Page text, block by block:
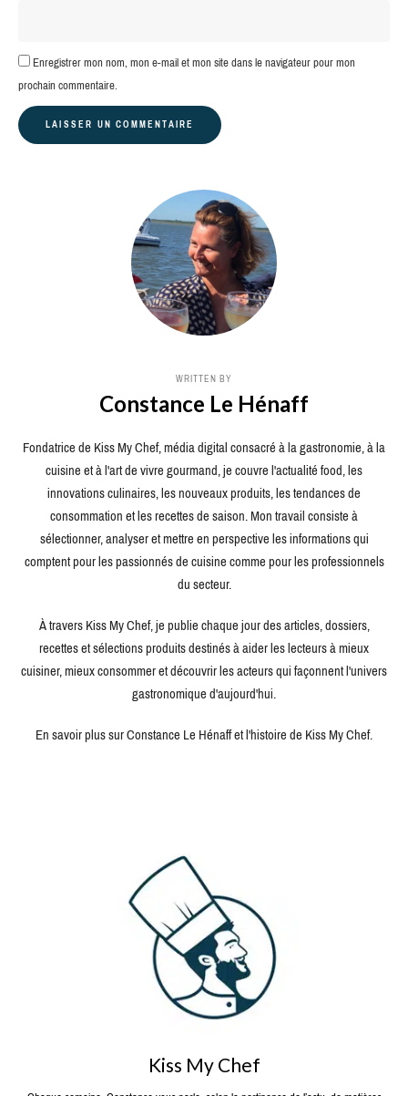
Enregistrer mon nom, mon e-mail et mon site dans le navigateur pour mon
prochain commentaire.
WRITTEN BY
Constance Le Hénaff
Fondatrice de Kiss My Chef, média digital consacré à la gastronomie, à la
cuisine et à l'art de vivre gourmand, je couvre l'actualité food, les
innovations culinaires, les nouveaux produits, les tendances de
consommation et les recettes de saison. Mon travail consiste à
sélectionner, analyser et mettre en perspective les informations qui
comptent pour les passionnés de cuisine comme pour les professionnels
du secteur.
À travers Kiss My Chef, je publie chaque jour des articles, dossiers,
recettes et sélections produits destinés à aider les lecteurs à mieux
cuisiner, mieux consommer et découvrir les acteurs qui façonnent l'univers
gastronomique d'aujourd'hui.
En savoir plus sur Constance Le Hénaff et l'histoire de Kiss My Chef.
Kiss My Chef